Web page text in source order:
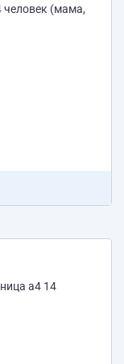
человек (мама,
а4 14